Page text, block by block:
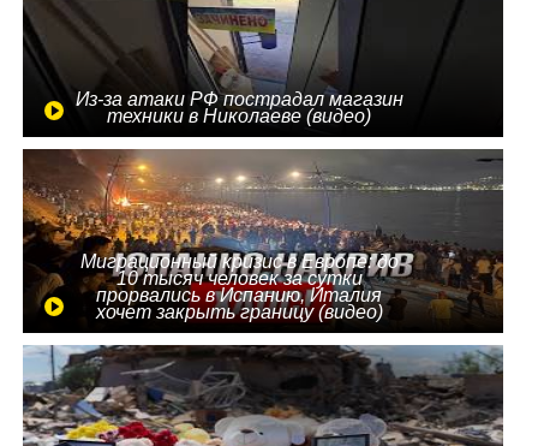
Из-за атаки РФ пострадал магазин
техники в Николаеве (видео)
Миграционный кризис в Европе: до
10 тысяч человек за сутки
прорвались в Испанию, Италия
хочет закрыть границу (видео)